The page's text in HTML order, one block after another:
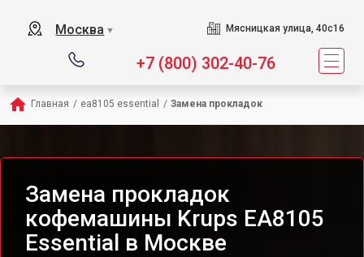
Москва ▼ Мясницкая улица, 40с16
+7 (800) 302-40-76
Главная / ea8105 essential / Замена прокладок
Замена прокладок
кофемашины Krups EA8105
Essential в Москве